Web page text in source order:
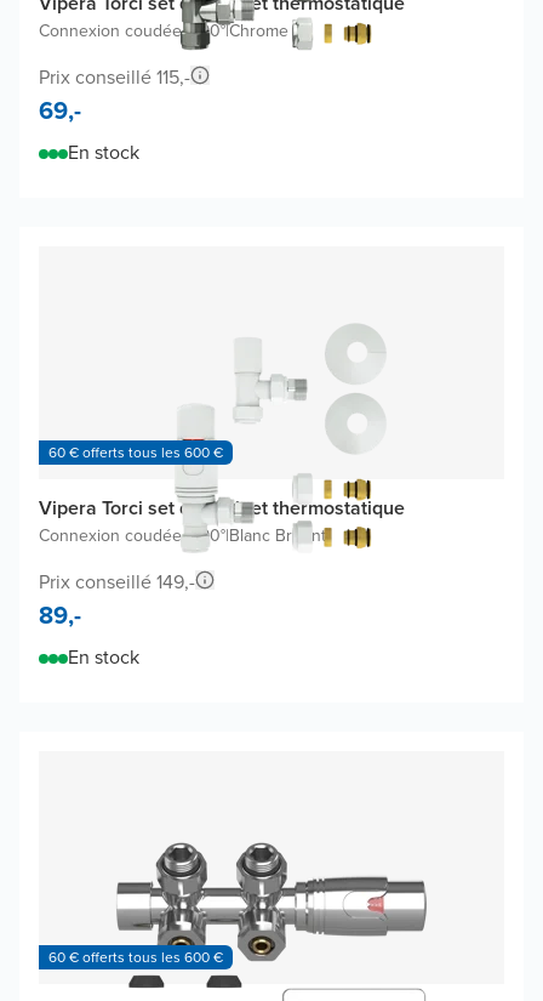
Connexion coudée à 90°|Chrome
Prix conseillé 115,-
69,-
En stock
60 € offerts tous les 600 €
Vipera Torci set de robinet thermostatique
Connexion coudée à 90°|Blanc Brillant
Prix conseillé 149,-
89,-
En stock
60 € offerts tous les 600 €